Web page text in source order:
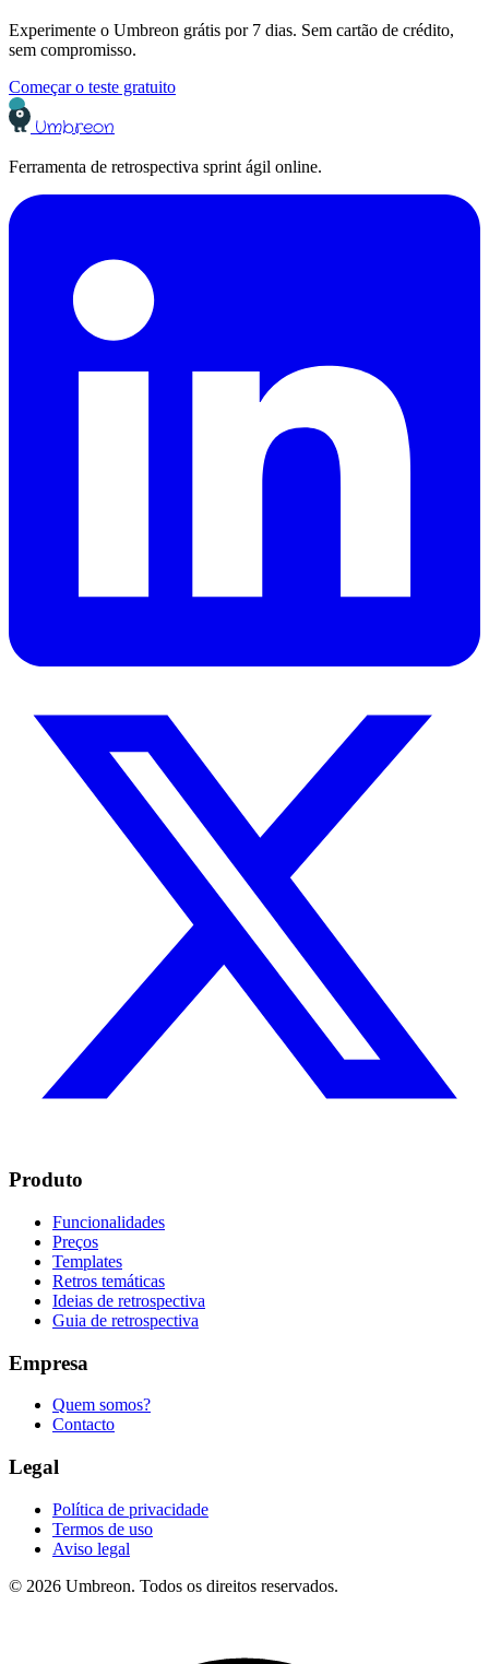
Experimente o Umbreon grátis por 7 dias. Sem cartão de crédito,
sem compromisso.
Começar o teste gratuito
Umbreon
Ferramenta de retrospectiva sprint ágil online.
Produto
Funcionalidades
Preços
Templates
Retros temáticas
Ideias de retrospectiva
Guia de retrospectiva
Empresa
Quem somos?
Contacto
Legal
Política de privacidade
Termos de uso
Aviso legal
© 2026 Umbreon. Todos os direitos reservados.